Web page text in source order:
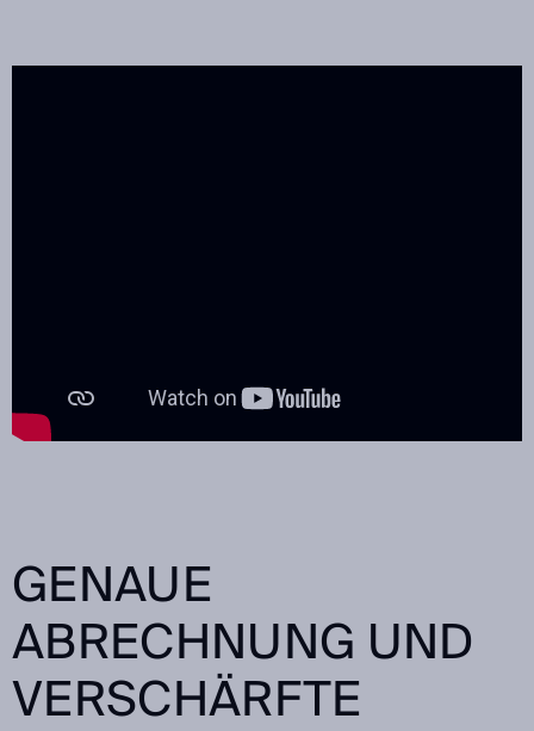
GENAUE
ABRECHNUNG UND
VERSCHÄRFTE